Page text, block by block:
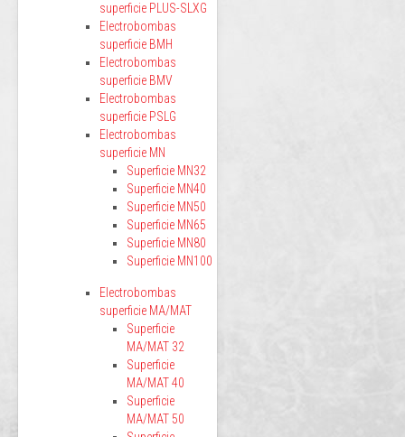
superficie PLUS-SLXG
Electrobombas
superficie BMH
Electrobombas
superficie BMV
Electrobombas
superficie PSLG
Electrobombas
superficie MN
Superficie MN32
Superficie MN40
Superficie MN50
Superficie MN65
Superficie MN80
Superficie MN100
Electrobombas
superficie MA/MAT
Superficie
MA/MAT 32
Superficie
MA/MAT 40
Superficie
MA/MAT 50